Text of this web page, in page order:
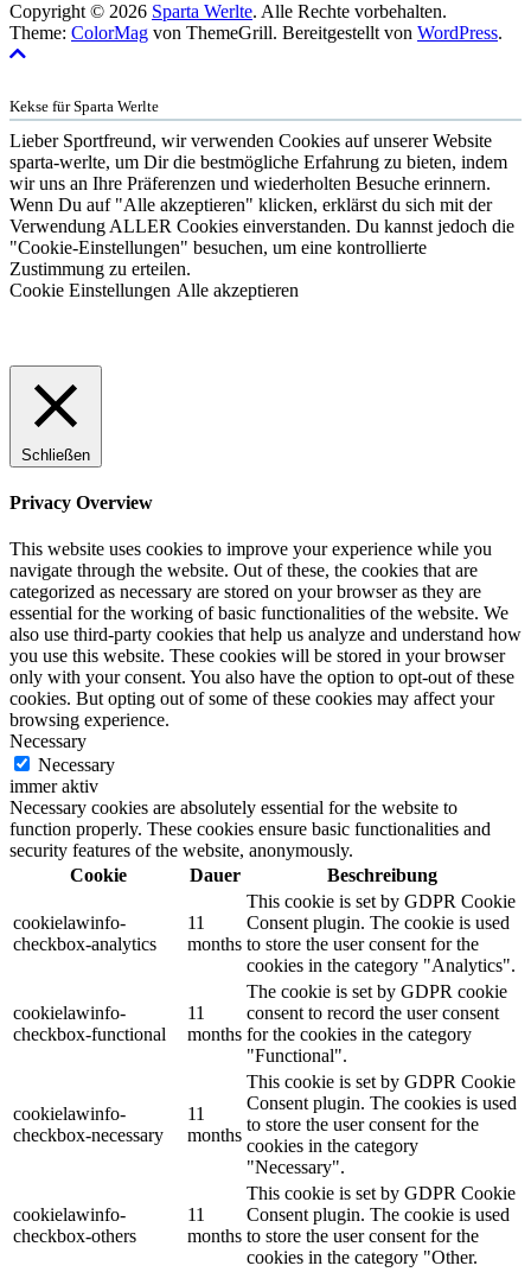
Copyright © 2026 Sparta Werlte. Alle Rechte vorbehalten.
Theme: ColorMag von ThemeGrill. Bereitgestellt von WordPress.
Kekse für Sparta Werlte
Lieber Sportfreund, wir verwenden Cookies auf unserer Website
sparta-werlte, um Dir die bestmögliche Erfahrung zu bieten, indem
wir uns an Ihre Präferenzen und wiederholten Besuche erinnern.
Wenn Du auf "Alle akzeptieren" klicken, erklärst du sich mit der
Verwendung ALLER Cookies einverstanden. Du kannst jedoch die
"Cookie-Einstellungen" besuchen, um eine kontrollierte
Zustimmung zu erteilen.
Cookie Einstellungen Alle akzeptieren
Schließen
Privacy Overview
This website uses cookies to improve your experience while you
navigate through the website. Out of these, the cookies that are
categorized as necessary are stored on your browser as they are
essential for the working of basic functionalities of the website. We
also use third-party cookies that help us analyze and understand how
you use this website. These cookies will be stored in your browser
only with your consent. You also have the option to opt-out of these
cookies. But opting out of some of these cookies may affect your
browsing experience.
Necessary
Necessary
immer aktiv
Necessary cookies are absolutely essential for the website to
function properly. These cookies ensure basic functionalities and
security features of the website, anonymously.
Cookie
Dauer Beschreibung
cookielawinfo-
checkbox-analytics
11
months
This cookie is set by GDPR Cookie
Consent plugin. The cookie is used
to store the user consent for the
cookies in the category "Analytics".
cookielawinfo-
checkbox-functional
11
months
The cookie is set by GDPR cookie
consent to record the user consent
for the cookies in the category
"Functional".
cookielawinfo-
checkbox-necessary
11
months
This cookie is set by GDPR Cookie
Consent plugin. The cookies is used
to store the user consent for the
cookies in the category
"Necessary".
cookielawinfo-
checkbox-others
11
months
This cookie is set by GDPR Cookie
Consent plugin. The cookie is used
to store the user consent for the
cookies in the category "Other.